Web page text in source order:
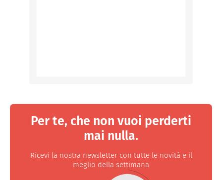
Per te, che non vuoi perderti
mai nulla.
Ricevi la nostra newsletter con tutte le novità e il
meglio della settimana